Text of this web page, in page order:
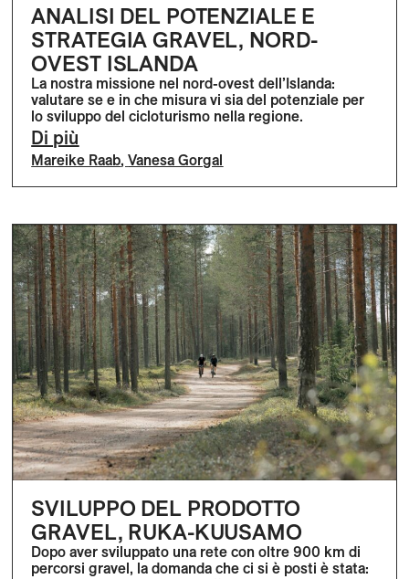
ANALISI DEL POTENZIALE E
STRATEGIA GRAVEL, NORD-
OVEST ISLANDA
La nostra missione nel nord-ovest dell’Islanda:
valutare se e in che misura vi sia del potenziale per
lo sviluppo del cicloturismo nella regione.
Di più
Mareike Raab,Vanesa Gorgal
SVILUPPO DEL PRODOTTO
GRAVEL, RUKA-KUUSAMO
Dopo aver sviluppato una rete con oltre 900 km di
percorsi gravel, la domanda che ci si è posti è stata: